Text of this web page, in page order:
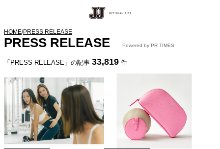
HOME/PRESS RELEASE
PRESS RELEASE Powered by PR TIMES
「PRESS RELEASE」の記事 33,819 件